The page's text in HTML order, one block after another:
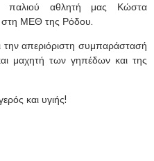
παλιού αθλητή μας Κώστα
στη ΜΕΘ της Ρόδου.
απεριόριστη συμπαράστασή
μαχητή των γηπέδων και της
και υγιής!